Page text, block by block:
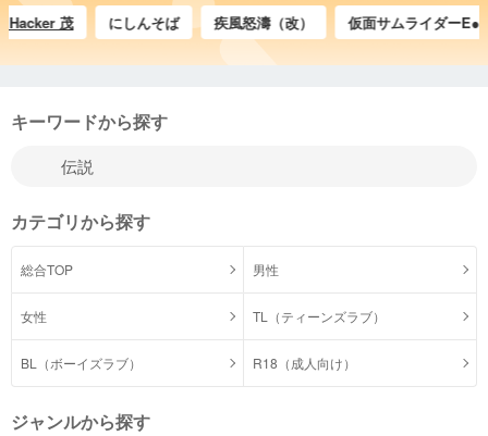
茂 にしんそば 疾風怒濤（改） 仮面サムライダーE●目●ﾖ
キーワードから探す
カテゴリから探す
総合TOP 男性
女性 TL（ティーンズラブ）
BL（ボーイズラブ） R18（成人向け）
ジャンルから探す